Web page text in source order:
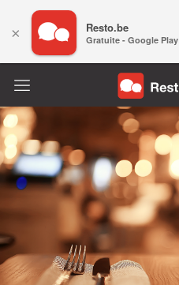
× Resto.be
Gratuite - Google Play